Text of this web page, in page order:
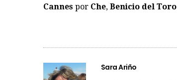
Cannes por Che, Benicio del Toro
Sara Ariño